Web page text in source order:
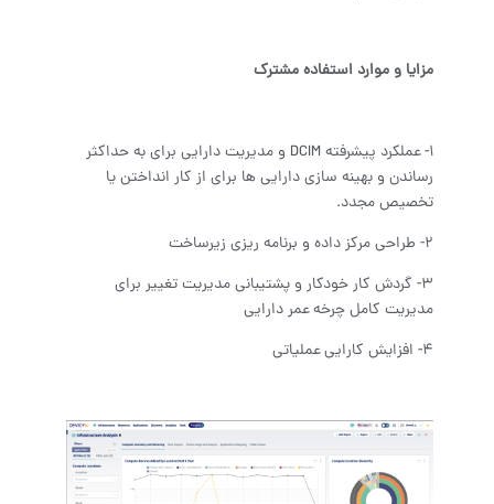
مزایا و موارد استفاده مشترک
1- عملکرد پیشرفته DCIM و مدیریت دارایی برای به حداکثر
رساندن و بهینه سازی دارایی ها برای از کار انداختن یا
تخصیص مجدد.
2- طراحی مرکز داده و برنامه ریزی زیرساخت
3- گردش کار خودکار و پشتیبانی مدیریت تغییر برای
مدیریت کامل چرخه عمر دارایی
4- افزایش کارایی عملیاتی